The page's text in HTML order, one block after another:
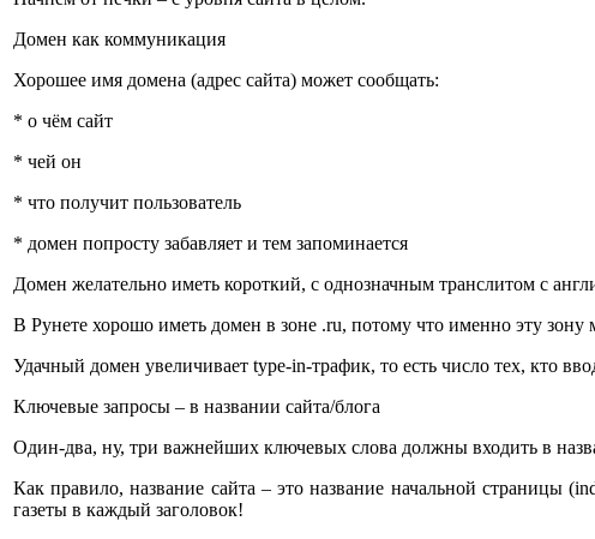
Домен как коммуникация
Хорошее имя домена (адрес сайта) может сообщать:
* о чём сайт
* чей он
* что получит пользователь
* домен попросту забавляет и тем запоминается
Домен желательно иметь короткий, с однозначным транслитом с
В Рунете хорошо иметь домен в зоне .ru, потому что именно эту зону
Удачный домен увеличивает type-in-трафик, то есть число тех, кто
Ключевые запросы – в названии сайта/блога
Один-два, ну, три важнейших ключевых слова должны входить в
Как правило, название сайта – это название начальной страницы
газеты в каждый заголовок!